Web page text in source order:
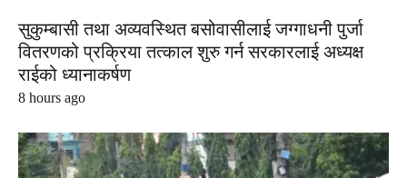
सुकुम्बासी तथा अव्यवस्थित बसोवासीलाई जग्गाधनी पुर्जा
वितरणको प्रक्रिया तत्काल शुरु गर्न सरकारलाई अध्यक्ष
राईको ध्यानाकर्षण
8 hours ago